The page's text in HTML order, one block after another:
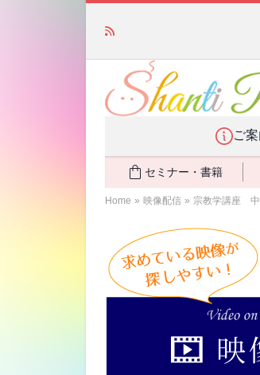
ご
セミナー・書籍
Home » 映像配信 » 宗教学講座 中